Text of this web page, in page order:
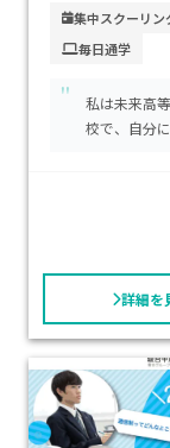
校経験があるお
市中心部に位置
保護者にとって
の抑えられた水
集中スクーリン
毎日通学
"
私は未来高
校で、自分
詳細を